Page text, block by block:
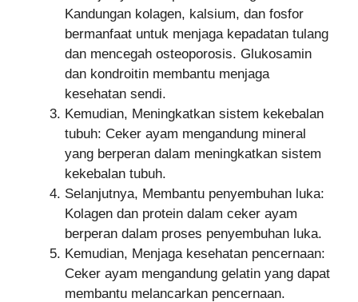
Kandungan kolagen, kalsium, dan fosfor
bermanfaat untuk menjaga kepadatan tulang
dan mencegah osteoporosis. Glukosamin
dan kondroitin membantu menjaga
kesehatan sendi.
Kemudian, Meningkatkan sistem kekebalan
tubuh: Ceker ayam mengandung mineral
yang berperan dalam meningkatkan sistem
kekebalan tubuh.
Selanjutnya, Membantu penyembuhan luka:
Kolagen dan protein dalam ceker ayam
berperan dalam proses penyembuhan luka.
Kemudian, Menjaga kesehatan pencernaan:
Ceker ayam mengandung gelatin yang dapat
membantu melancarkan pencernaan.